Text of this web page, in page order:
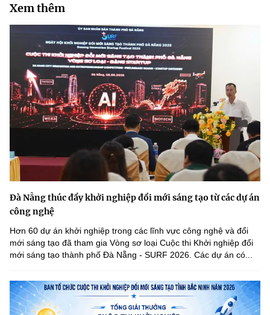
Xem thêm
Đà Nẵng thúc đẩy khởi nghiệp đổi mới sáng tạo từ các dự án
công nghệ
Hơn 60 dự án khởi nghiệp trong các lĩnh vực công nghệ và đổi
mới sáng tạo đã tham gia Vòng sơ loại Cuộc thi Khởi nghiệp đổi
mới sáng tạo thành phố Đà Nẵng - SURF 2026. Các dự án có...